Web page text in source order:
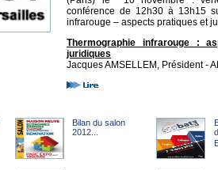
conférence de 12h30 à 13h15
infrarouge – aspects pratiques et
Thermographie infrarouge :
juridiques
Jacques AMSELLEM, Président -
Bilan du salon
2012...